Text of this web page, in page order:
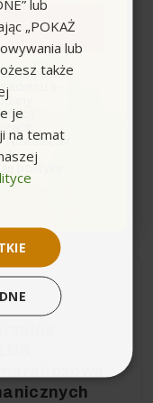
leśnych
do kos
Stihl
lub
„POKAŻ
lub
także
je
na temat
moich
e-
Newsletter
k.
politykę